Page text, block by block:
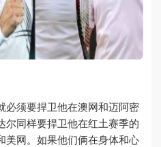
须要捍卫他在澳网和迈阿密
尔同样要捍卫他在红土赛季的
美网。如果他们俩在身体和心